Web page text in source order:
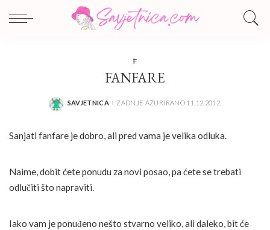
F
FANFARE
POSTED
SAVJETNICA ZADNJE AŽURIRANO 11.12.2012.
Sanjati fanfare je dobro, ali pred vama je velika odluka.
Naime, dobit ćete ponudu za novi posao, pa ćete se trebati
odlučiti što napraviti.
Iako vam je ponuđeno nešto stvarno veliko, ali daleko, bit će